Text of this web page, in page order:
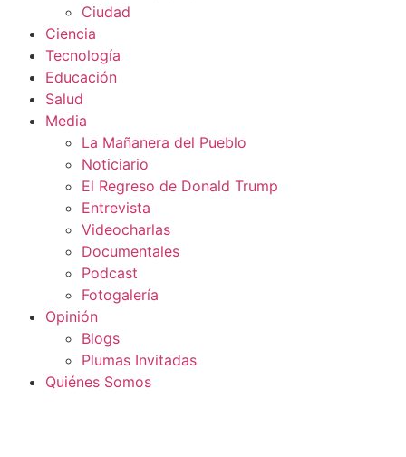
Ciudad
Ciencia
Tecnología
Educación
Salud
Media
La Mañanera del Pueblo
Noticiario
El Regreso de Donald Trump
Entrevista
Videocharlas
Documentales
Podcast
Fotogalería
Opinión
Blogs
Plumas Invitadas
Quiénes Somos